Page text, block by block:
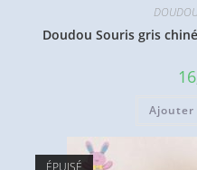
Doudou Souris gris
Ajouter